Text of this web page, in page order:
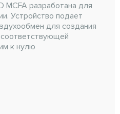
MCFA разработана для
Устройство подает
для создания
к нулю